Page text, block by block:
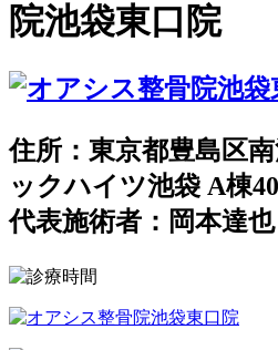
院池袋東口院
住所：東京都豊島区
ックハイツ池袋 A棟
代表施術者：岡本達也